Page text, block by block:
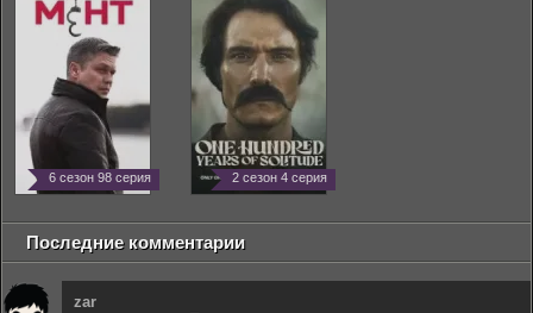
6 сезон 98 серия 2 сезон 4 серия
Последние комментарии
zar